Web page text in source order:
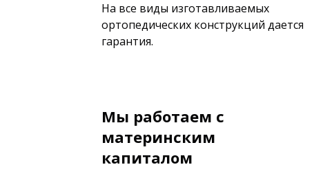
На все виды изготавливаемых
ортопедических конструкций дается
гарантия.
Мы работаем с
материнским
капиталом